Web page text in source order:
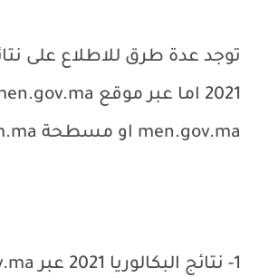
توجد عدة طرق للاطلاع على
2021 اما عبر موقع
men.gov.ma او مسطحة
1- نتائج البكالوريا 2021 عبر